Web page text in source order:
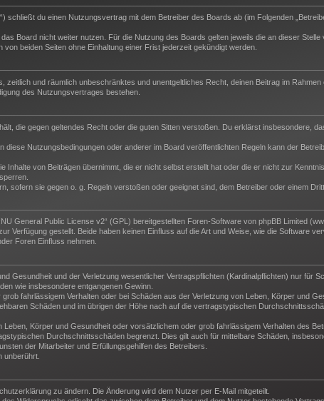
schließt du einen Nutzungsvertrag mit dem Betreiber des Boards ab (im Folgenden
Board nicht weiter nutzen. Für die Nutzung des Boards gelten jeweils die an dieser Stelle
beiden Seiten ohne Einhaltung einer Frist jederzeit gekündigt werden.
zeitlich und räumlich unbeschränktes und unentgeltliches Recht, deinen Beitrag im Rahmen
des Nutzungsvertrages bestehen.
die gegen geltendes Recht oder die guten Sitten verstoßen. Du erklärst insbesondere,
Nutzungsbedingungen oder anderer im Board veröffentlichten Regeln kann der
Inhalte von Beiträgen übernimmt, die er nicht selbst erstellt hat oder die er nicht zur
sofern sie gegen o. g. Regeln verstoßen oder geeignet sind, dem Betreiber oder einem
General Public License v2“ (GPL) bereitgestellten Foren-Software von phpBB Limited
Verfügung gestellt. Beide haben keinen Einfluss auf die Art und Weise, wie die Software
Foren Einfluss nehmen.
Gesundheit und der Verletzung wesentlicher Vertragspflichten (Kardinalpflichten) nur für
wie insbesondere entgangenen Gewinn.
fahrlässigem Verhalten oder bei Schäden aus der Verletzung von Leben, Körper und
Schäden und im übrigen der Höhe nach auf die vertragstypischen
Körper und Gesundheit oder vorsätzlichem oder grob fahrlässigem Verhalten des
Durchschnittsschäden begrenzt. Dies gilt auch für mittelbare Schäden,
der Mitarbeiter und Erfüllungsgehilfen des Betreibers.
unberührt.
zu ändern. Die Änderung wird dem Nutzer per E-Mail mitgeteilt.